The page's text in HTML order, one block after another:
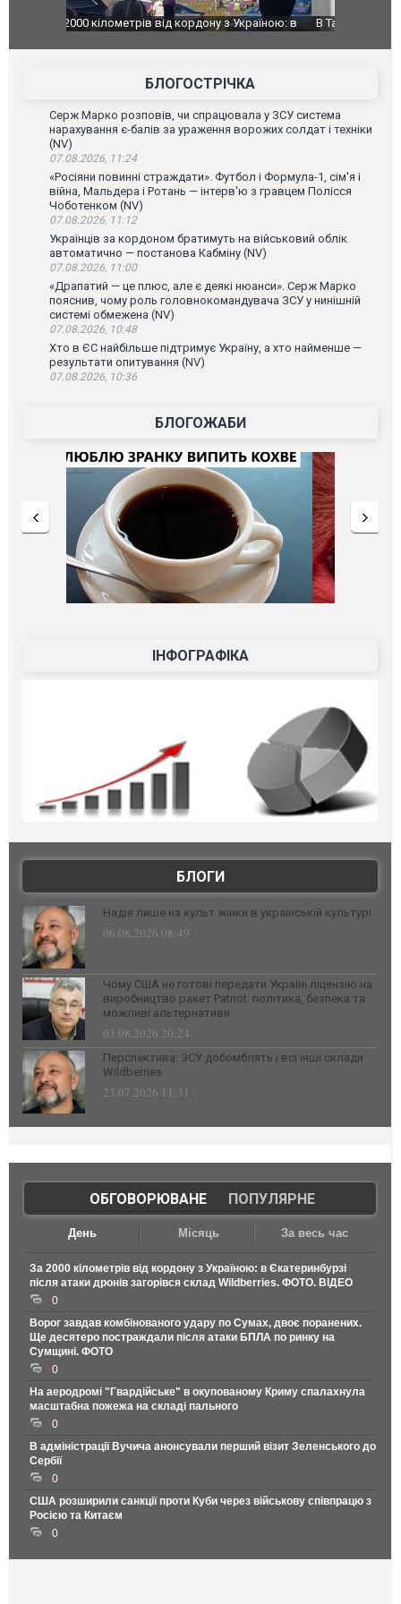
В Таїланді футболіст загинув від удару
постраждали. ВІДЕО
БЛОГОСТРІЧКА
Серж Марко розповів, чи спрацювала у ЗСУ система
нарахування є-балів за ураження ворожих солдат і техніки
(NV)
07.08.2026, 11:24
«Росіяни повинні страждати». Футбол і Формула-1, сім'я і
війна, Мальдера і Ротань — інтерв'ю з гравцем Полісся
Чоботенком (NV)
07.08.2026, 11:12
Українців за кордоном братимуть на військовий облік
автоматично — постанова Кабміну (NV)
07.08.2026, 11:00
«Драпатий — це плюс, але є деякі нюанси». Серж Марко
пояснив, чому роль головнокомандувача ЗСУ у нинішній
системі обмежена (NV)
07.08.2026, 10:48
Хто в ЄС найбільше підтримує Україну, а хто найменше —
результати опитування (NV)
07.08.2026, 10:36
БЛОГОЖАБИ
ІНФОГРАФІКА
БЛОГИ
Надія лише на культ жінки в українській культурі
06.08.2026 08:49
Чому США не готові передати Україні ліцензію на
виробництво ракет Patriot: політика, безпека та
можливі альтернативи
03.08.2026 20:24
Перспектива: ЗСУ добомблять і всі інші склади
Wildberries
23.07.2026 11:31
ОБГОВОРЮВАНЕ| ПОПУЛЯРНЕ
День Місяць За весь час
За 2000 кілометрів від кордону з Україною: в Єкатеринбурзі
після атаки дронів загорівся склад Wildberries. ФОТО. ВІДЕО
0
Ворог завдав комбінованого удару по Сумах, двоє поранених.
Ще десятеро постраждали після атаки БПЛА по ринку на
Сумщині. ФОТО
0
На аеродромі "Гвардійське" в окупованому Криму спалахнула
масштабна пожежа на складі пального
0
В адміністрації Вучича анонсували перший візит Зеленського до
Сербії
0
США розширили санкції проти Куби через військову співпрацю з
Росією та Китаєм
0